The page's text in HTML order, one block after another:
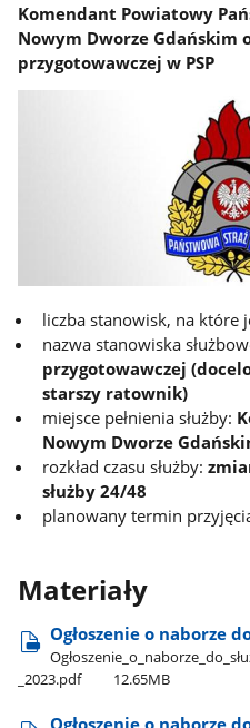
Komendant Powiatowy
Nowym Dworze Gdańskim
przygotowawczej w PSP
liczba stanowisk, na które
nazwa stanowiska
przygotowawczej
starszy ratownik)
miejsce pełnienia służby:
Nowym Dworze
rozkład czasu służby:
służby 24/48
planowany termin
Materiały
Ogłoszenie o naborze
_2023.pdf
12.65MB
Ogłoszenie o naborze